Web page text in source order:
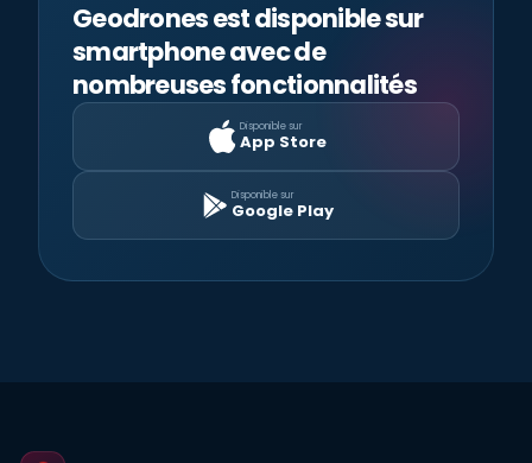
Geodrones est disponible sur
smartphone avec de
nombreuses fonctionnalités
Disponible sur
App Store
Disponible sur
Google Play